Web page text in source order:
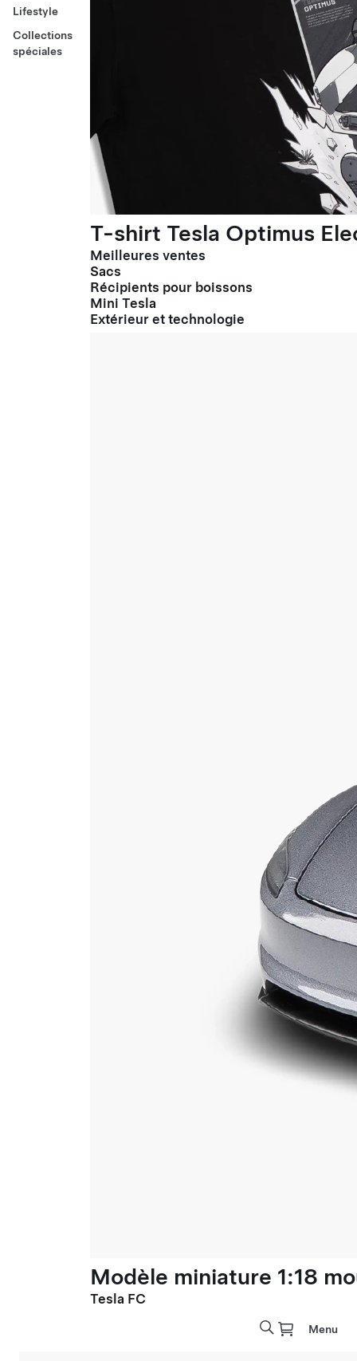
Lifestyle
Collections
spéciales
T-shirt Tesla Optimus
Meilleures ventes
Sacs
Récipients pour boissons
Mini Tesla
Extérieur et technologie
Modèle miniature 1:18
Tesla FC
Menu